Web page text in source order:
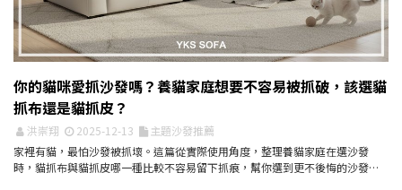
你的貓咪愛抓沙發嗎？養貓家庭想要不容易被抓破，該選貓
抓布還是貓抓皮？
洪崇翔 2025-12-13
主題沙發推薦
家裡有貓，最怕沙發被抓壞。這篇從實際使用角度，整理養貓家庭在選沙發
時，貓抓布與貓抓皮哪一種比較不容易留下抓痕，幫你選到更不後悔的沙發材